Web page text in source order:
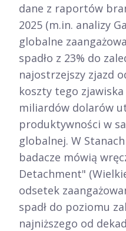
dane z raportów
2025 (m.in. analizy
globalne
spadło z 23% do
najostrzejszy zjazd
koszty tego
miliardów dolarów
produktywności w
globalnej. W
badacze mówią
Detachment"
odsetek
spadł do poziomu
najniższego od